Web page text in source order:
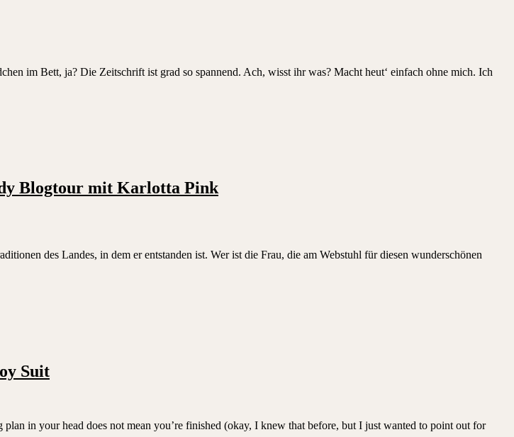
im Bett, ja? Die Zeitschrift ist grad so spannend. Ach, wisst ihr was? Macht heut‘ einfach ohne mich. Ich
Blogtour mit Karlotta Pink
des Landes, in dem er entstanden ist. Wer ist die Frau, die am Webstuhl für diesen wunderschönen
Suit
in your head does not mean you’re finished (okay, I knew that before, but I just wanted to point out for